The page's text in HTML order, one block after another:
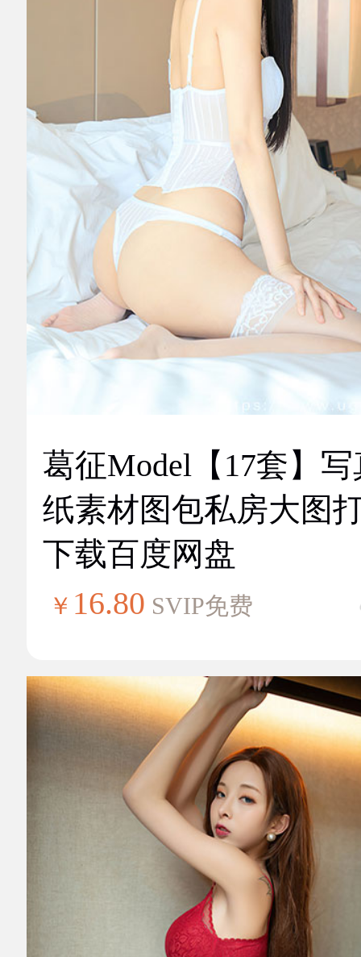
葛征Model【17套】
纸素材图包私房大图
下载百度网盘
￥ 16.80 SVIP免费